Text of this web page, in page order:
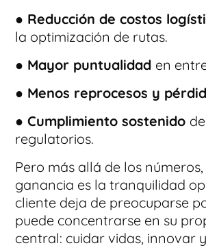
● Reducción de costos
la optimización de rutas.
● Mayor puntualidad en
● Menos reprocesos y
● Cumplimiento sostenido
regulatorios.
Pero más allá de los
ganancia es la tranquilidad
cliente deja de preocuparse
puede concentrarse en su
central: cuidar vidas, innovar